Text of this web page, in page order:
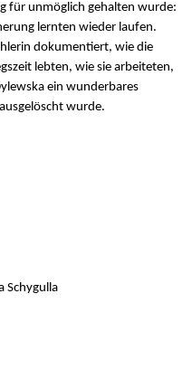
für unmöglich gehalten wurde:
lernten wieder laufen.
dokumentiert, wie die
lebten, wie sie arbeiteten,
ein wunderbares
wurde.
Schygulla